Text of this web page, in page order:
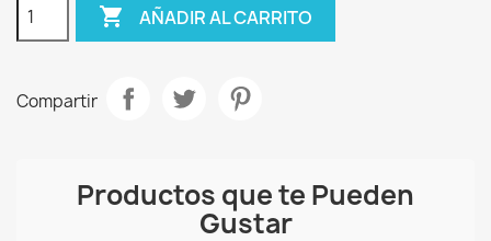
 AÑADIR AL CARRITO
Compartir
Productos que te Pueden
Gustar